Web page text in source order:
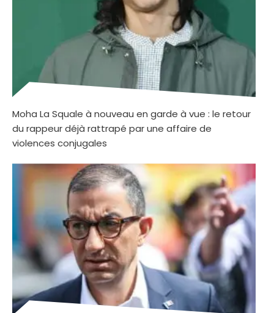
Moha La Squale à nouveau en garde à vue : le retour
du rappeur déjà rattrapé par une affaire de
violences conjugales